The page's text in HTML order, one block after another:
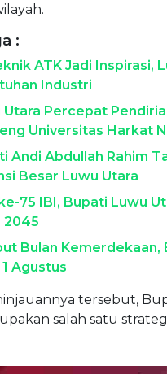
:
ATK Jadi Inspirasi,
Industri
Utara Percepat
Universitas Harkat
Andi Abdullah Rahim
Besar Luwu Utara
75 IBI, Bupati Luwu
2045
Bulan Kemerdekaan,
Agustus
tersebut,
salah satu